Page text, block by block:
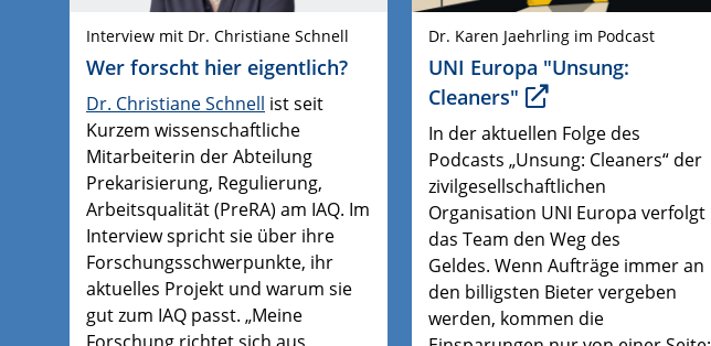
Interview mit Dr. Christiane Schnell
Wer forscht hier eigentlich?
Dr. Christiane Schnell ist seit
Kurzem wissenschaftliche
Mitarbeiterin der Abteilung
Prekarisierung, Regulierung,
Arbeitsqualität (PreRA) am IAQ. Im
Interview spricht sie über ihre
Forschungsschwerpunkte, ihr
aktuelles Projekt und warum sie
gut zum IAQ passt. „Meine
Dr. Karen Jaehrling im Podcast
UNI Europa "Unsung:
Cleaners"
In der aktuellen Folge des
Podcasts „Unsung: Cleaners“ der
zivilgesellschaftlichen
Organisation UNI Europa verfolgt
das Team den Weg des
Geldes. Wenn Aufträge immer an
den billigsten Bieter vergeben
werden, kommen die